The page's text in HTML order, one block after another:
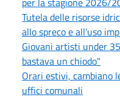
Tutela delle risorse
allo spreco e all’uso
Giovani artisti under
bastava un chiodo"
Orari estivi, cambiano
uffici comunali